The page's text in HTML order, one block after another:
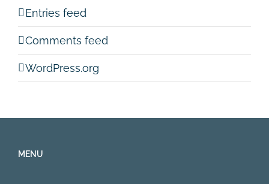
Entries feed
Comments feed
WordPress.org
MENU